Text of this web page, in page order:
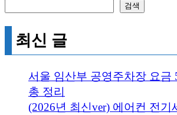
검색
최신 글
서울 임산부 공영주차장 요금
총 정리
(2026년 최신ver) 에어컨 전기